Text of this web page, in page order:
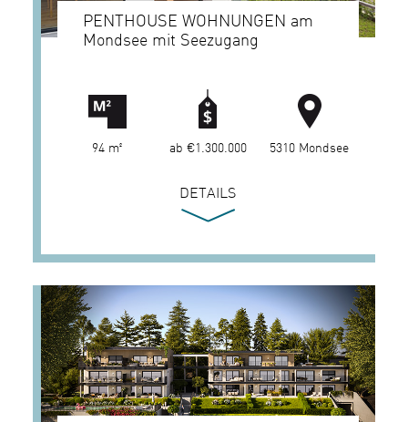
PENTHOUSE WOHNUNGEN am
Mondsee mit Seezugang
94 m² ab €1.300.000 5310 Mondsee
DETAILS